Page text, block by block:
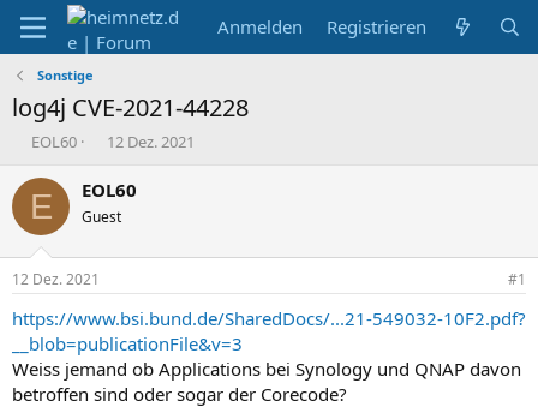
Anmelden Registrieren
Sonstige
log4j CVE-2021-44228
E
s
e
r
EOL60
E
s
e
t
a
m
12 Dez. 2021
E EOL60
Guest
12 Dez. 2021 #1
https://www.bsi.bund.de/SharedDocs/...21-549032-10F2.pdf?
__blob=publicationFile&v=3
Weiss jemand ob Applications bei Synology und QNAP davon
betroffen sind oder sogar der Corecode?